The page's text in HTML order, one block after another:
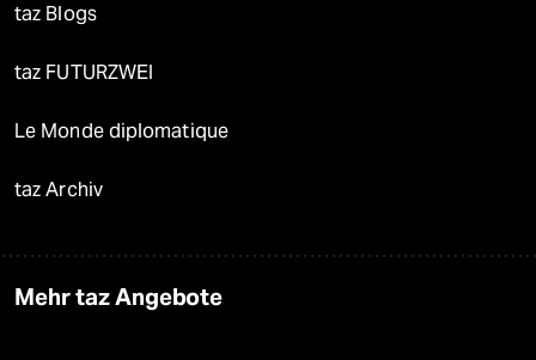
taz Blogs
taz FUTURZWEI
Le Monde diplomatique
taz Archiv
Mehr taz Angebote